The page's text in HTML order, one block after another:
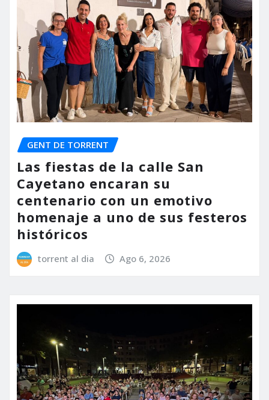
GENT DE TORRENT
Las fiestas de la calle San
Cayetano encaran su
centenario con un emotivo
homenaje a uno de sus festeros
históricos
torrent al dia Ago 6, 2026